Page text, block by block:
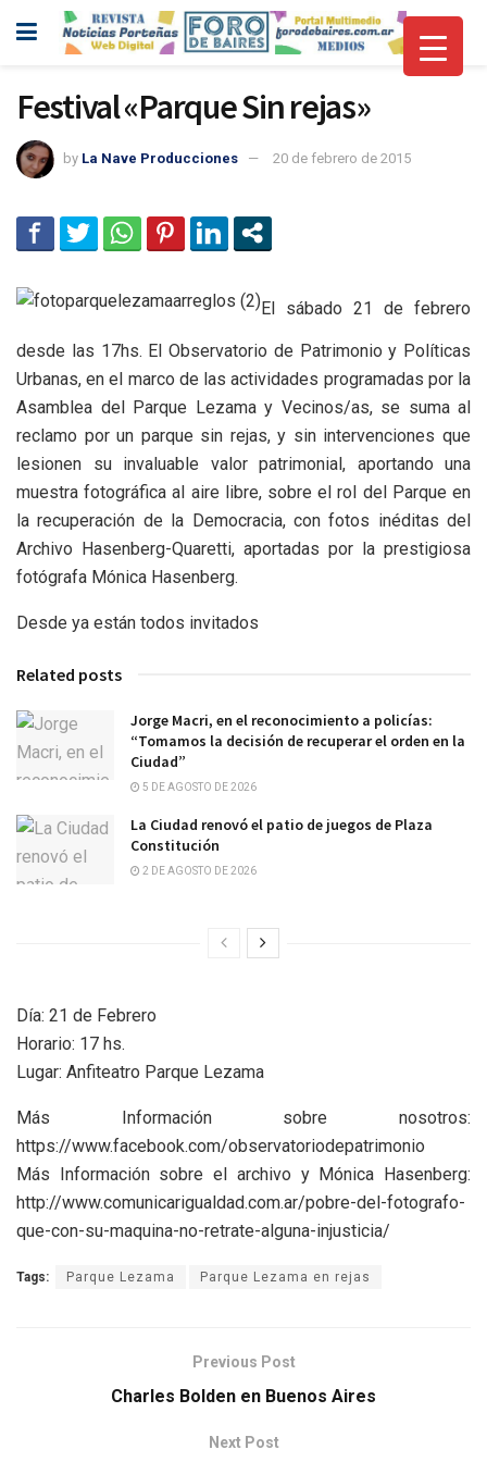
Festival «Parque Sin rejas»
by La Nave Producciones 20 de febrero de 2015
El sábado 21 de febrero
desde las 17hs. El Observatorio de Patrimonio y Políticas
Urbanas, en el marco de las actividades programadas por la
Asamblea del Parque Lezama y Vecinos/as, se suma al
reclamo por un parque sin rejas, y sin intervenciones que
lesionen su invaluable valor patrimonial, aportando una
muestra fotográfica al aire libre, sobre el rol del Parque en
la recuperación de la Democracia, con fotos inéditas del
Archivo Hasenberg-Quaretti, aportadas por la prestigiosa
fotógrafa Mónica Hasenberg.
Desde ya están todos invitados
Related posts
Jorge Macri, en el reconocimiento a policías:
“Tomamos la decisión de recuperar el orden en la
Ciudad”
5 DE AGOSTO DE 2026
La Ciudad renovó el patio de juegos de Plaza
Constitución
2 DE AGOSTO DE 2026
Día: 21 de Febrero
Horario: 17 hs.
Lugar: Anfiteatro Parque Lezama
Más Información sobre nosotros:
https://www.facebook.com/observatoriodepatrimonio
Más Información sobre el archivo y Mónica Hasenberg:
http://www.comunicarigualdad.com.ar/pobre-del-fotografo-
que-con-su-maquina-no-retrate-alguna-injusticia/
Tags: Parque Lezama Parque Lezama en rejas
Previous Post
Charles Bolden en Buenos Aires
Next Post